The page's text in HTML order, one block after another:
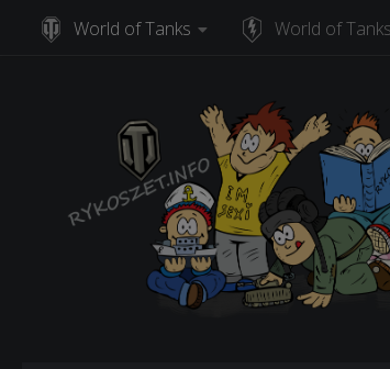
Skip to content
World of Tanks World of